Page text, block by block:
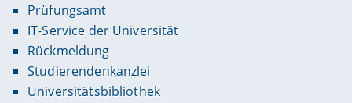
Prüfungsamt
IT-Service der Universität
Rückmeldung
Studierendenkanzlei
Universitätsbibliothek